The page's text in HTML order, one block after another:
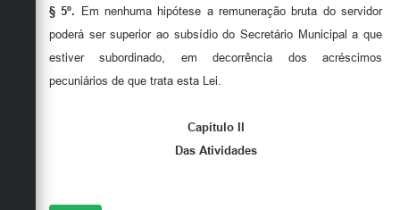
§ 5º. Em nenhuma hipótese a remuneração bruta do servidor
poderá ser superior ao subsídio do Secretário Municipal a que
estiver subordinado, em decorrência dos acréscimos
pecuniários de que trata esta Lei.
Capítulo II
Das Atividades